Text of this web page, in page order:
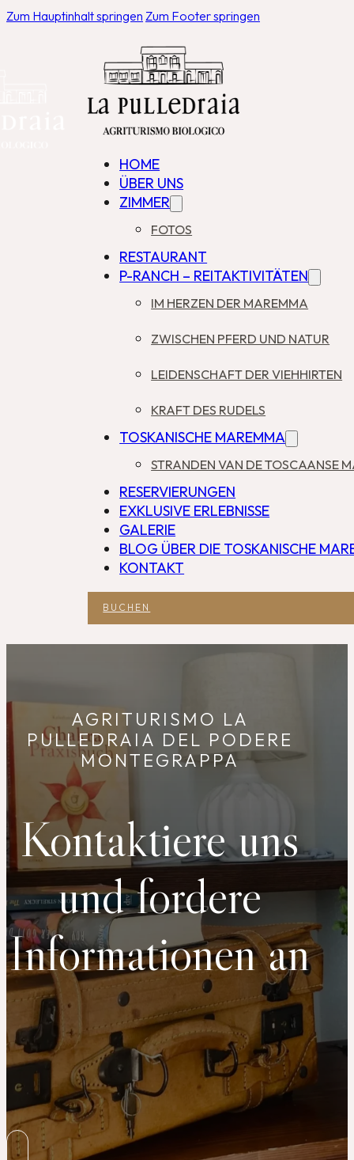
Zum Hauptinhalt springen Zum Footer springen
HOME
ÜBER UNS
ZIMMER
FOTOS
RESTAURANT
P-RANCH – REITAKTIVITÄTEN
IM HERZEN DER MAREMMA
ZWISCHEN PFERD UND NATUR
LEIDENSCHAFT DER VIEHHIRTEN
KRAFT DES RUDELS
TOSKANISCHE MAREMMA
STRANDEN VAN DE TOSCAANSE
RESERVIERUNGEN
EXKLUSIVE ERLEBNISSE
GALERIE
BLOG ÜBER DIE TOSKANISCHE
KONTAKT
BUCHEN
AGRITURISMO LA
PULLEDRAIA DEL PODERE
MONTEGRAPPA
Kontaktiere uns
und fordere
Informationen an